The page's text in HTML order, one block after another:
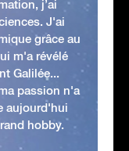
j’ai
J'ai
grâce au
m'a révélé
Galilée...
passion n'a
aujourd'hui
hobby.